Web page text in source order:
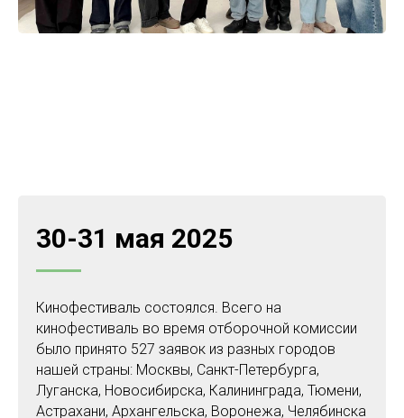
30-31 мая 2025
Кинофестиваль состоялся. Всего на
кинофестиваль во время отборочной комиссии
было принято 527 заявок из разных городов
нашей страны: Москвы, Санкт-Петербурга,
Луганска, Новосибирска, Калининграда, Тюмени,
Астрахани, Архангельска, Воронежа, Челябинска